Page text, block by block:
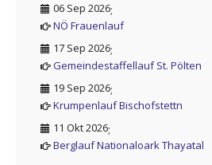
06 Sep 2026;
NÖ Frauenlauf
17 Sep 2026;
Gemeindestaffellauf St. Pölten
19 Sep 2026;
Krumpenlauf Bischofstettn
11 Okt 2026;
Berglauf Nationaloark Thayatal